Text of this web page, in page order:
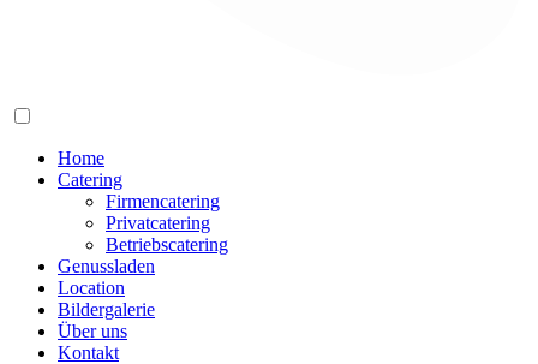
Home
Catering
Firmencatering
Privatcatering
Betriebscatering
Genussladen
Location
Bildergalerie
Über uns
Kontakt